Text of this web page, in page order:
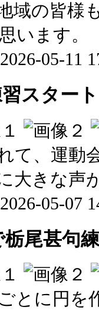
域の皆様
います。
05-11
スター
て、運動
大きな声
05-07
尾甚句
とに円を